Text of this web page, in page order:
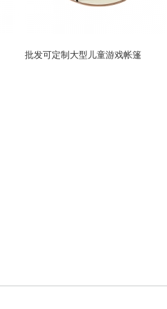
批发可定制大型儿童游戏帐篷